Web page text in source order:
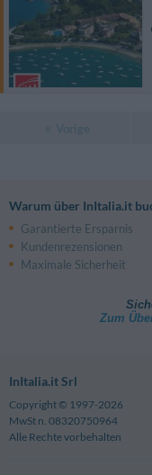
Warum über InItalia.it
Garantierte Ersparnis
Kundenrezensionen
Maximale Sicherheit
Zum
InItalia.it Srl
Copyright © 1997-2026
MwSt n. 08320750964
Alle Rechte vorbehalten